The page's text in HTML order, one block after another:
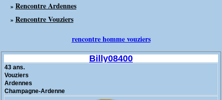
» Rencontre Ardennes
» Rencontre Vouziers
rencontre homme vouziers
Billy08400
43 ans.
Vouziers
Ardennes
Champagne-Ardenne